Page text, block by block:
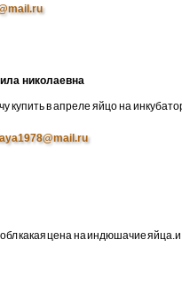
николаевна
купить в апреле яйцо на
какая цена на индюшачие яйца.и